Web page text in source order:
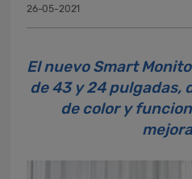
26-05-2021
El nuevo Smart
de 43 y 24 pulgadas,
de color y